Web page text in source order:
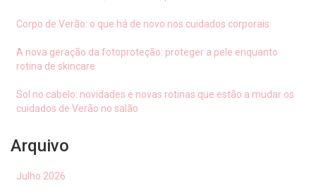
Corpo de Verão: o que há de novo nos cuidados corporais
A nova geração da fotoproteção: proteger a pele enquanto
rotina de skincare
Sol no cabelo: novidades e novas rotinas que estão a mudar os
cuidados de Verão no salão
Arquivo
Julho 2026